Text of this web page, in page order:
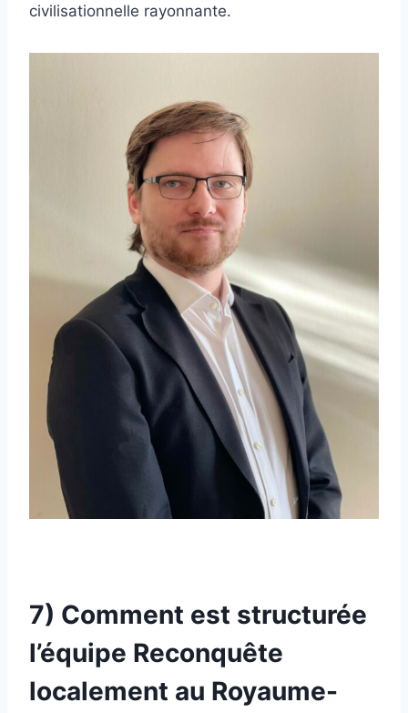
civilisationnelle rayonnante.
7) Comment est structurée
l’équipe Reconquête
localement au Royaume-